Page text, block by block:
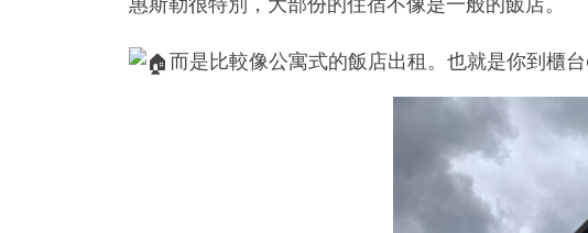
而是比較像公寓式的飯店出租。也就是你到櫃台